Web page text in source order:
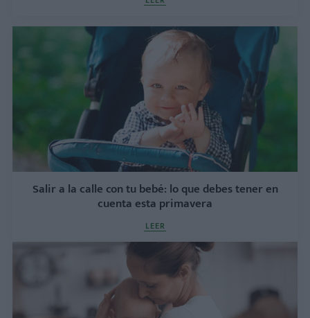
Salir a la calle con tu bebé: lo que debes tener en
cuenta esta primavera
LEER